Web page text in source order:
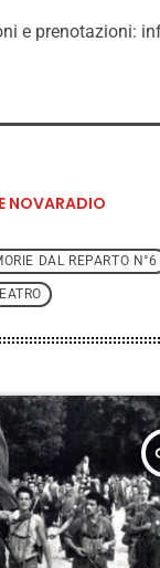
e prenotazioni:
NOVARADIO
DAL REPARTO N°6